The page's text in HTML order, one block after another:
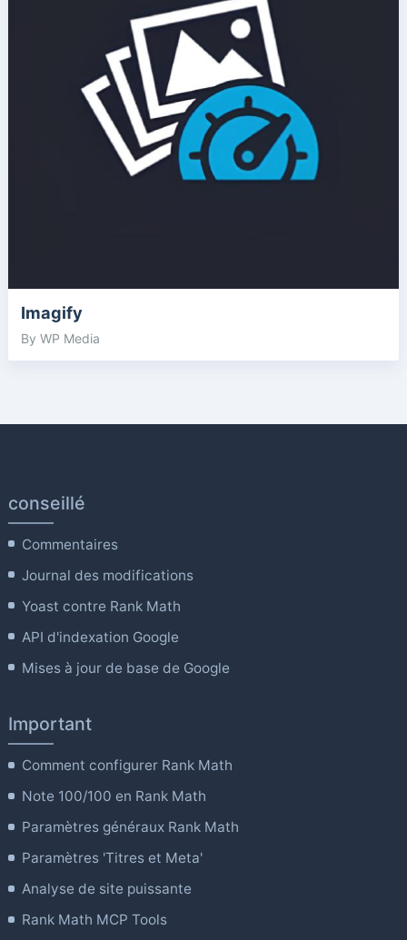
Imagify
By WP Media
conseillé
Commentaires
Journal des modifications
Yoast contre Rank Math
API d'indexation Google
Mises à jour de base de Google
Important
Comment configurer Rank Math
Note 100/100 en Rank Math
Paramètres généraux Rank Math
Paramètres 'Titres et Meta'
Analyse de site puissante
Rank Math MCP Tools